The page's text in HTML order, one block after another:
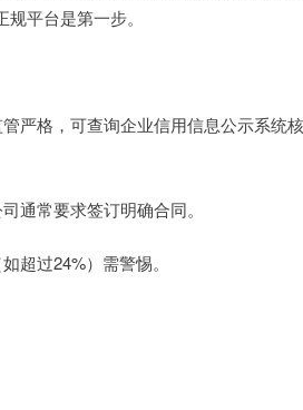
平台是第一步。
严格，可查询企业信用信息公示系统核
通常要求签订明确合同。
超过24%）需警惕。